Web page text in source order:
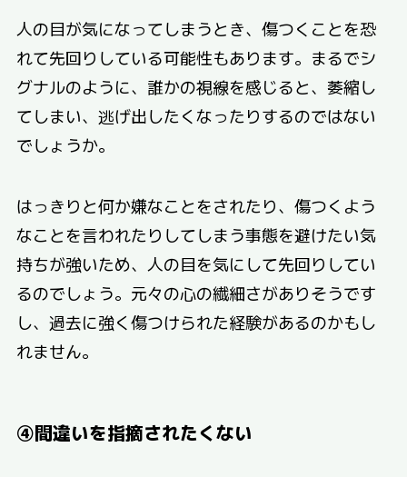
人の目が気になってしまうとき、傷つくことを恐
れて先回りしている可能性もあります。まるでシ
グナルのように、誰かの視線を感じると、萎縮し
てしまい、逃げ出したくなったりするのではない
でしょうか。
はっきりと何か嫌なことをされたり、傷つくよう
なことを言われたりしてしまう事態を避けたい気
持ちが強いため、人の目を気にして先回りしてい
るのでしょう。元々の心の繊細さがありそうです
し、過去に強く傷つけられた経験があるのかもし
れません。
④間違いを指摘されたくない